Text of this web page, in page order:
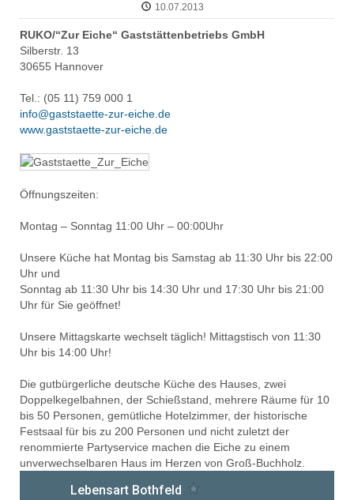
10.07.2013
RUKO/“Zur Eiche“ Gaststättenbetriebs GmbH
Silberstr. 13
30655 Hannover
Tel.: (05 11) 759 000 1
info@gaststaette-zur-eiche.de
www.gaststaette-zur-eiche.de
Öffnungszeiten:
Montag – Sonntag 11:00 Uhr – 00:00Uhr
Unsere Küche hat Montag bis Samstag ab 11:30 Uhr bis 22:00
Uhr und
Sonntag ab 11:30 Uhr bis 14:30 Uhr und 17:30 Uhr bis 21:00
Uhr für Sie geöffnet!
Unsere Mittagskarte wechselt täglich! Mittagstisch von 11:30
Uhr bis 14:00 Uhr!
Die gutbürgerliche deutsche Küche des Hauses, zwei
Doppelkegelbahnen, der Schießstand, mehrere Räume für 10
bis 50 Personen, gemütliche Hotelzimmer, der historische
Festsaal für bis zu 200 Personen und nicht zuletzt der
renommierte Partyservice machen die Eiche zu einem
unverwechselbaren Haus im Herzen von Groß-Buchholz.